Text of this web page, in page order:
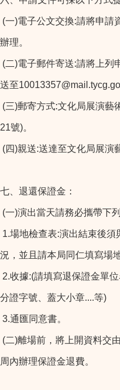
(一)電子公文交換:請將申請
辦理。
(二)電子郵件寄送:請將上列
送至
(三)郵寄方式:文化局展演藝
21號)。
(四)親送:送達至文化局展演
七、退還保證金：
(一)演出當天請務必攜帶下
1.場地檢查表:演出結束後
況，並且請本局同仁填寫場
2.收據:(請填寫退保證金單
分證字號、蓋大小章....等)
3.通匯同意書。
(二)離場前，將上開資料交
周內辦理保證金退費。